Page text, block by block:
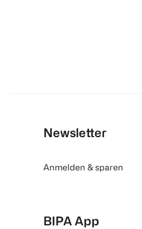
Newsletter
Anmelden & sparen
BIPA App